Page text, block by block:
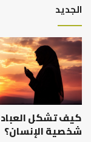
الجديد
كيف تشكل
شخصية الإنسان؟